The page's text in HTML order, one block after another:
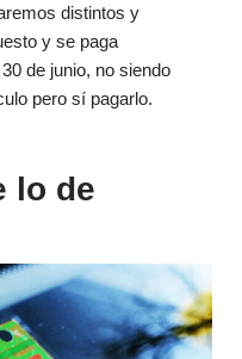
distintos y
y se paga
de junio, no siendo
pero sí pagarlo.
lo de